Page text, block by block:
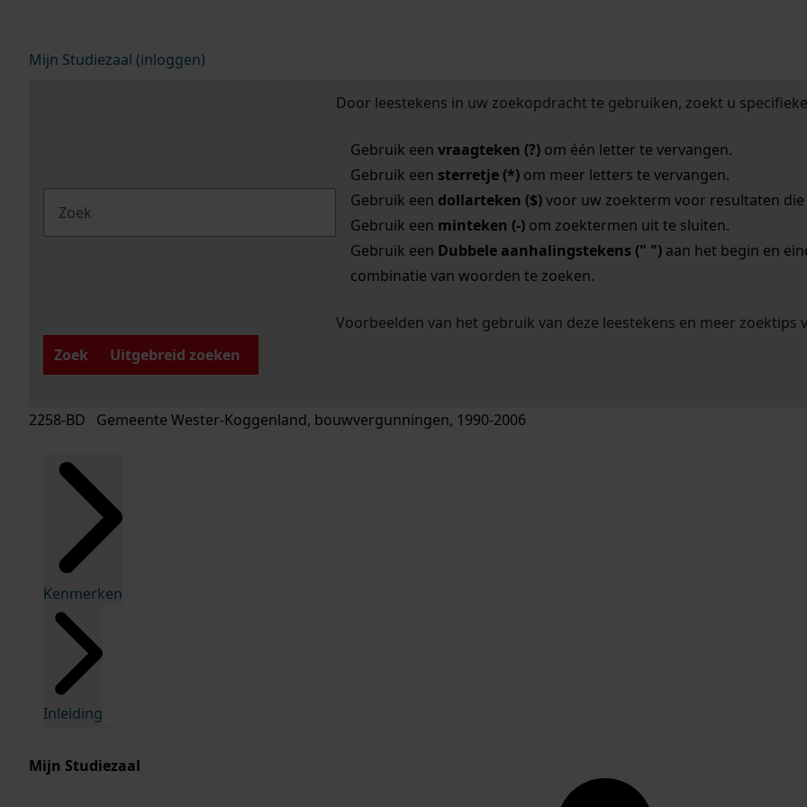
Mijn Studiezaal (inloggen)
Door leestekens in uw zoekopdracht te gebruiken, zoekt u
Gebruik een vraagteken (?)om één letter te vervangen.
Gebruik een sterretje (*)om meer letters te vervangen.
Gebruik een dollarteken ($)voor uw zoekterm voor resultaten die
Gebruik een minteken (-)om zoektermen uit te sluiten.
Gebruik een Dubbele aanhalingstekens (" ")aan het begin en
combinatie van woorden te zoeken.
Voorbeelden van het gebruik van deze leestekens en meer zoektips
Zoek
Uitgebreid zoeken
2258-BD Gemeente Wester-Koggenland, bouwvergunningen, 1990-2006
Kenmerken
Inleiding
Mijn Studiezaal